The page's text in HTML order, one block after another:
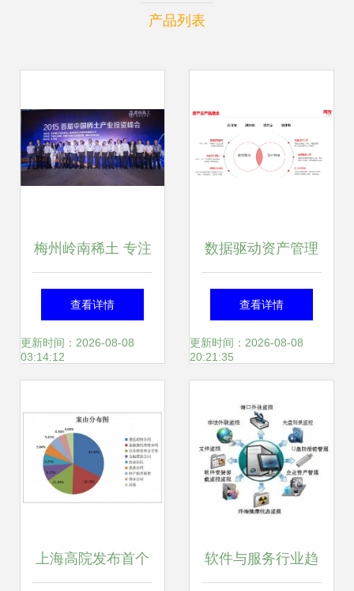
产品列表
梅州岭南稀土 专注
价值投资的管理之
道
查看详情
更新时间：2026-08-08
03:14:12
数据驱动资产管理
数智化发展 用友
BIP资产云引领新
查看详情
更新时间：2026-08-08
20:21:35
上海高院发布首个 软件与服务行业趋